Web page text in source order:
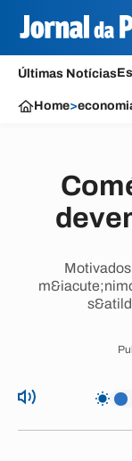
Últimas Notícias
Home>